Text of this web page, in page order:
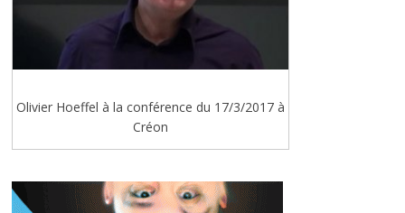
Olivier Hoeffel à la conférence du 17/3/2017 à
Créon